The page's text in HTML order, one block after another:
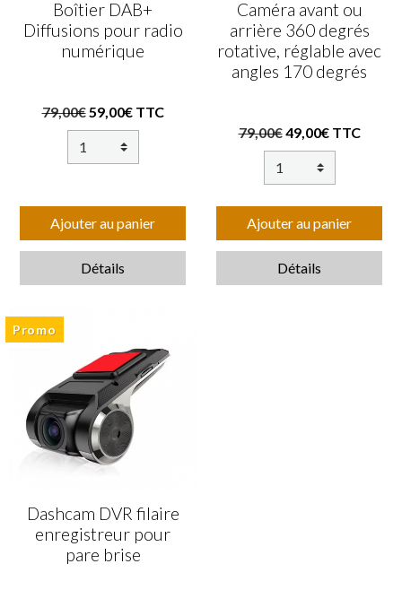
Boîtier DAB+
Diffusions pour radio
numérique
79,00€59,00€ TTC
Ajouter au panier
Détails
Caméra avant ou
arrière 360 degrés
rotative, réglable avec
angles 170 degrés
79,00€49,00€ TTC
Ajouter au panier
Détails
Promo
Dashcam DVR filaire
enregistreur pour
pare brise